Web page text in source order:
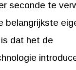
seconde te
belangrijkste
dat het de